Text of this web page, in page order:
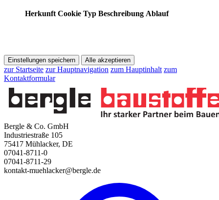
Herkunft Cookie Typ Beschreibung Ablauf
Einstellungen speichern Alle akzeptieren
zur Startseite zur Hauptnavigation zum Hauptinhalt zum
Kontaktformular
Bergle & Co. GmbH
Industriestraße 105
75417 Mühlacker, DE
07041-8711-0
07041-8711-29
kontakt-muehlacker@bergle.de